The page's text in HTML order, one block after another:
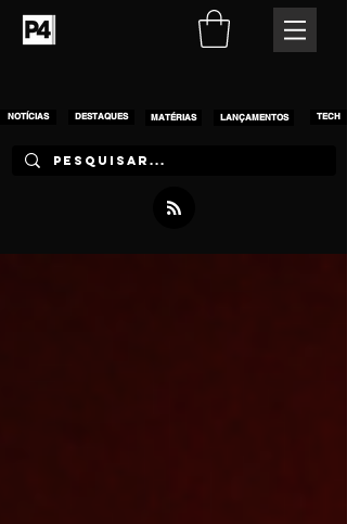
NOTÍCIAS DESTAQUES MATÉRIAS LANÇAMENTOS TECH